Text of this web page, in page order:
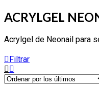
ACRYLGEL
Acrylgel de Neonail para
Filtrar